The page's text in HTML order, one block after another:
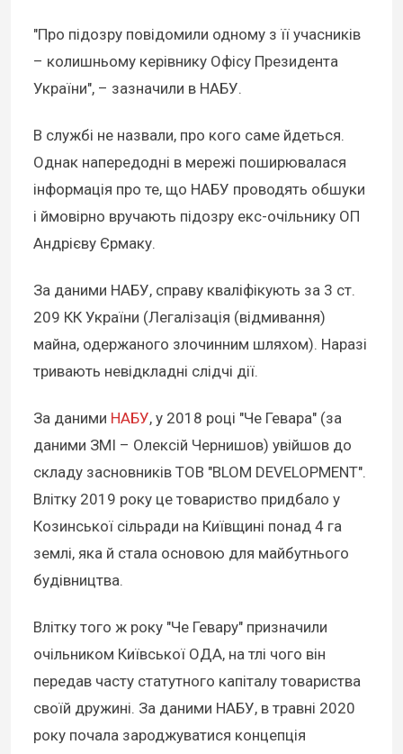
"Про підозру повідомили одному з її учасників
– колишньому керівнику Офісу Президента
України", – зазначили в НАБУ.
В службі не назвали, про кого саме йдеться.
Однак напередодні в мережі поширювалася
інформація про те, що НАБУ проводять обшуки
і ймовірно вручають підозру екс-очільнику ОП
Андрієву Єрмаку.
За даними НАБУ, справу кваліфікують за 3 ст.
209 КК України (Легалізація (відмивання)
майна, одержаного злочинним шляхом). Наразі
тривають невідкладні слідчі дії.
За даними НАБУ, у 2018 році "Че Гевара" (за
даними ЗМІ – Олексій Чернишов) увійшов до
складу засновників ТОВ "BLOM DEVELOPMENT".
Влітку 2019 року це товариство придбало у
Козинської сільради на Київщині понад 4 га
землі, яка й стала основою для майбутнього
будівництва.
Влітку того ж року "Че Гевару" призначили
очільником Київської ОДА, на тлі чого він
передав часту статутного капіталу товариства
своїй дружині. За даними НАБУ, в травні 2020
року почала зароджуватися концепція